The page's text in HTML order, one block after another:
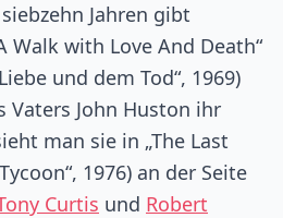
Jahren gibt
Walk with Love And Death“
und dem Tod“, 1969)
Vaters John Huston ihr
man sie in „The Last
1976) an der Seite
Curtis und Robert